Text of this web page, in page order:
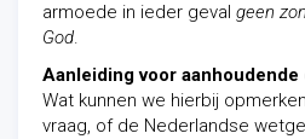
armoede in ieder geval geen
God.
Aanleiding voor aanhoudende
Wat kunnen we hierbij
vraag, of de Nederlandse